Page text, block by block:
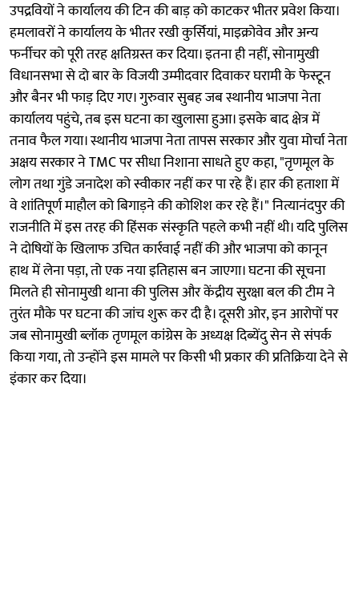
उपद्रवियों ने कार्यालय की टिन की बाड़ को काटकर भीतर प्रवेश किया।
हमलावरों ने कार्यालय के भीतर रखी कुर्सियां, माइक्रोवेव और अन्य
फर्नीचर को पूरी तरह क्षतिग्रस्त कर दिया। इतना ही नहीं, सोनामुखी
विधानसभा से दो बार के विजयी उम्मीदवार दिवाकर घरामी के फेस्टून
और बैनर भी फाड़ दिए गए। गुरुवार सुबह जब स्थानीय भाजपा नेता
कार्यालय पहुंचे, तब इस घटना का खुलासा हुआ। इसके बाद क्षेत्र में
तनाव फैल गया। स्थानीय भाजपा नेता तापस सरकार और युवा मोर्चा नेता
अक्षय सरकार ने TMC पर सीधा निशाना साधते हुए कहा, "तृणमूल के
लोग तथा गुंडे जनादेश को स्वीकार नहीं कर पा रहे हैं। हार की हताशा में
वे शांतिपूर्ण माहौल को बिगाड़ने की कोशिश कर रहे हैं।" नित्यानंदपुर की
राजनीति में इस तरह की हिंसक संस्कृति पहले कभी नहीं थी। यदि पुलिस
ने दोषियों के खिलाफ उचित कार्रवाई नहीं की और भाजपा को कानून
हाथ में लेना पड़ा, तो एक नया इतिहास बन जाएगा। घटना की सूचना
मिलते ही सोनामुखी थाना की पुलिस और केंद्रीय सुरक्षा बल की टीम ने
तुरंत मौके पर घटना की जांच शुरू कर दी है। दूसरी ओर, इन आरोपों पर
जब सोनामुखी ब्लॉक तृणमूल कांग्रेस के अध्यक्ष दिब्येंदु सेन से संपर्क
किया गया, तो उन्होंने इस मामले पर किसी भी प्रकार की प्रतिक्रिया देने से
इंकार कर दिया।